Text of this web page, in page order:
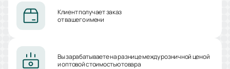
Клиент получает заказ
от вашего имени
Вы зарабатываете на разнице между розничной ценой
и оптовой стоимостью товара